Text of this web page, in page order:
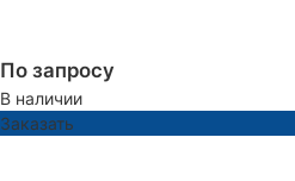
По запросу
В наличии
Заказать